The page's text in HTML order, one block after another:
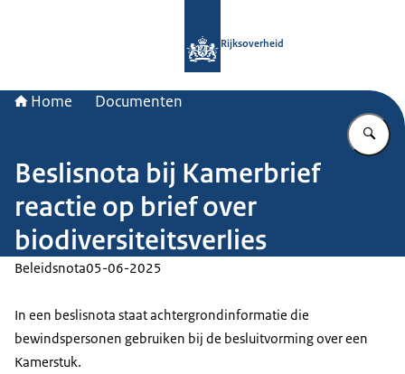
Rijksoverheid
Home Documenten
Beslisnota bij Kamerbrief
reactie op brief over
biodiversiteitsverlies
Beleidsnota05-06-2025
In een beslisnota staat achtergrondinformatie die
bewindspersonen gebruiken bij de besluitvorming over een
Kamerstuk.